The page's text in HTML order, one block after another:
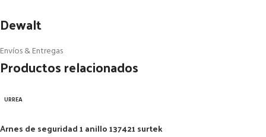
Dewalt
Envíos & Entregas
Productos relacionados
URREA
Arnes de seguridad 1 anillo 137421 surtek